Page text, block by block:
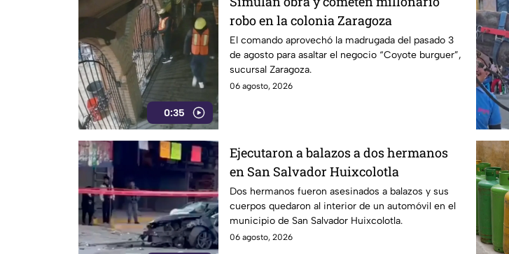
0:35
robo en la colonia Zaragoza
El comando aprovechó la madrugada del pasado 3
de agosto para asaltar el negocio “Coyote burguer”,
sucursal Zaragoza.
06 agosto, 2026
Ejecutaron a balazos a dos hermanos
en San Salvador Huixcolotla
Dos hermanos fueron asesinados a balazos y sus
cuerpos quedaron al interior de un automóvil en el
municipio de San Salvador Huixcolotla.
06 agosto, 2026